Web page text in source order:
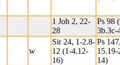
1 Joh 2, 22-
28
Ps 98
3b.3c-
w
Sir 24, 1-2.8-
12 (1-4.12-
16)
Ps
15.19-
14)